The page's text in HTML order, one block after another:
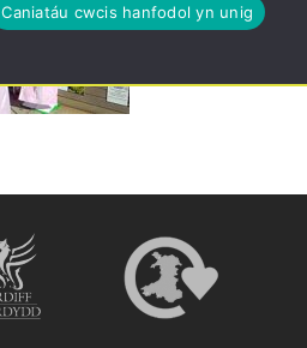
Caniatáu cwcis hanfodol yn unig